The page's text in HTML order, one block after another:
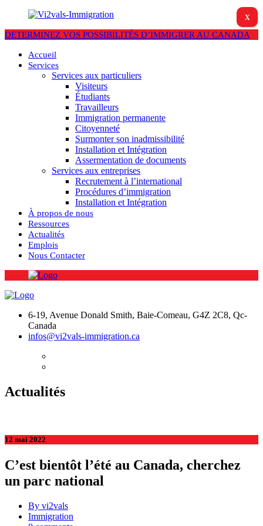
DETERMINEZ VOS POSSIBILITÉS D’IMMIGRER AU CANADA
Accueil
Services
Services aux particuliers
Visiteurs
Étudiants
Travailleurs
Immigration permanente
Citoyenneté
Surmonter son inadmissibilité
Installation et Intégration
Assermentation de documents
Services aux entreprises
Recrutement à l’international
Procédures d’immigration
Installation et Intégration
À propos de nous
Ressources
Actualités
Emplois
Nous Contacter
6-19, Avenue Donald Smith, Baie-Comeau, G4Z 2C8, Qc-
Canada
infos@vi2vals-immigration.ca
Actualités
12 mai 2022
C’est bientôt l’été au Canada, cherchez
un parc national
By vi2vals
Immigration
X